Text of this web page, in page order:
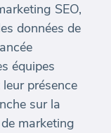
SEO,
données de
équipes
présence
sur la
marketing